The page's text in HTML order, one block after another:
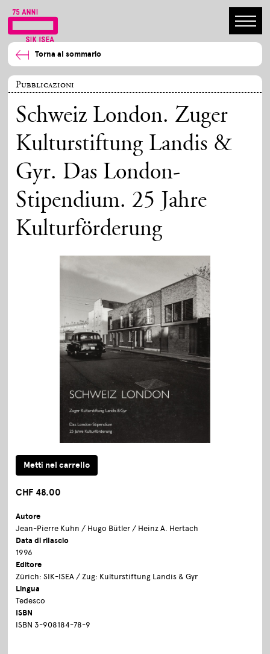
Torna al sommario
Pubblicazioni
Schweiz London. Zuger
Kulturstiftung Landis &
Gyr. Das London-
Stipendium. 25 Jahre
Kulturförderung
CHF 48.00
Autore
Jean-Pierre Kuhn / Hugo Bütler / Heinz A. Hertach
Data di rilascio
1996
Editore
Zürich: SIK-ISEA / Zug: Kulturstiftung Landis & Gyr
Lingua
Tedesco
ISBN
ISBN 3-908184-78-9